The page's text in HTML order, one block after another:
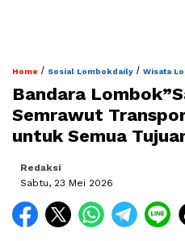
Home / Sosial Lombokdaily / Wisata
Bandara
Semrawut
untuk Semua
Redaksi
Sabtu, 23 Mei 2026